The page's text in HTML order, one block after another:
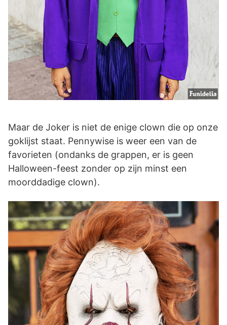
Maar de Joker is niet de enige clown die op onze
goklijst staat. Pennywise is weer een van de
favorieten (ondanks de grappen, er is geen
Halloween-feest zonder op zijn minst een
moorddadige clown).